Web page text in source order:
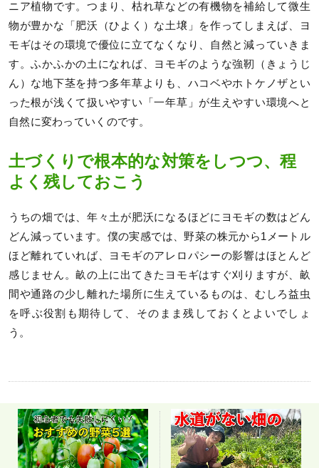
ニア植物です。つまり、枯れ草などの有機物を補給して微生
物が豊かな「肥沃（ひよく）な土壌」を作ってしまえば、ヨ
モギはその環境で優位に立てなくなり、自然と減っていきま
す。ふかふかの土になれば、ヨモギのような強靭（きょうじ
ん）な地下茎を持つ多年草よりも、ハコベやホトケノザとい
った根が浅くて扱いやすい「一年草」が生えやすい環境へと
自然に変わっていくのです。
土づくりで根本的な対策をしつつ、程
よく残しておこう
うちの畑では、年々土が肥沃になるほどにヨモギの数はどん
どん減っています。僕の実感では、野菜の株元から1メートル
ほど離れていれば、ヨモギのアレロパシーの影響はほとんど
感じません。畝の上に出てきたヨモギはすぐ刈りますが、畝
間や通路の少し離れた場所に生えているものは、むしろ益虫
を呼ぶ役割も期待して、そのまま残しておくとよいでしょ
う。